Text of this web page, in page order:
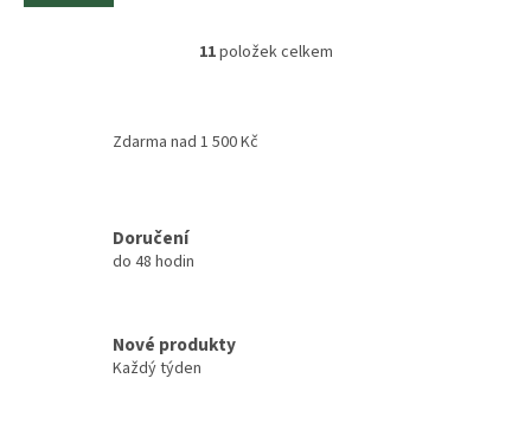
O
11položek celkem
Zdarma nad 1 500 Kč
Doručení
do 48 hodin
Nové produkty
Každý týden